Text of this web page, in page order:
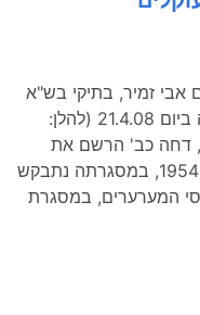
זמיר, בתיקי בש"א
19546/07 ו- 24968/07, אשר ניתנה ביום 21.4.08 (להלן:
דחה כב' הרשם את
בקשתם של המערערים בבש"א 19546/07, במסגרתה נתבקש
המערערים, במסגרת